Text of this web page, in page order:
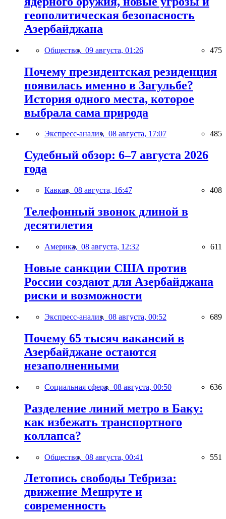
геополитическая безопасность
Азербайджана
Общество, 09 августа, 01:26 475
Почему президентская резиденция
появилась именно в Загульбе?
История одного места, которое
выбрала сама природа
Экспресс-анализ, 08 августа, 17:07 485
Судебный обзор: 6–7 августа 2026
года
Кавказ, 08 августа, 16:47 408
Телефонный звонок длиной в
десятилетия
Америка, 08 августа, 12:32 611
Новые санкции США против
России создают для Азербайджана
риски и возможности
Экспресс-анализ, 08 августа, 00:52 689
Почему 65 тысяч вакансий в
Азербайджане остаются
незаполненными
Социальная сфера, 08 августа, 00:50 636
Разделение линий метро в Баку:
как избежать транспортного
коллапса?
Общество, 08 августа, 00:41 551
Летопись свободы Тебриза:
движение Мешруте и
современность